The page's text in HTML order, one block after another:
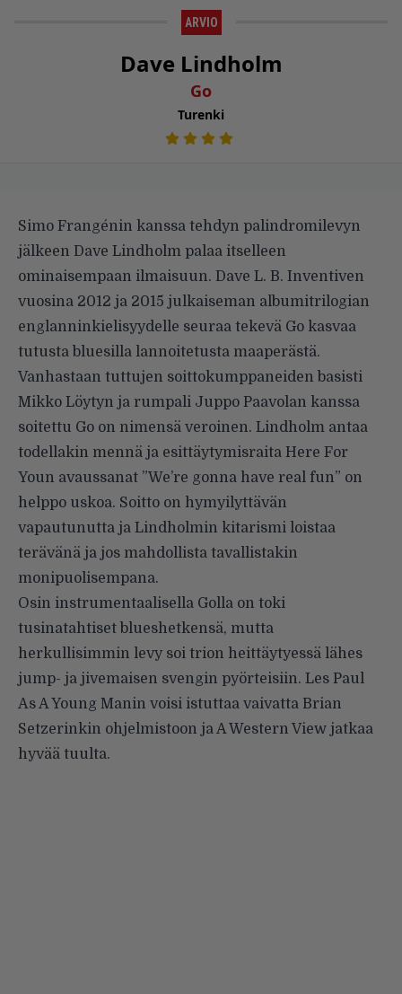
ARVIO
Dave Lindholm
Go
Turenki
Simo Frangénin kanssa tehdyn palindromilevyn
jälkeen Dave Lindholm palaa itselleen
ominaisempaan ilmaisuun. Dave L. B. Inventiven
vuosina 2012 ja 2015 julkaiseman albumitrilogian
englanninkielisyydelle seuraa tekevä Go kasvaa
tutusta bluesilla lannoitetusta maaperästä.
Vanhastaan tuttujen soittokumppaneiden basisti
Mikko Löytyn ja rumpali Juppo Paavolan kanssa
soitettu Go on nimensä veroinen. Lindholm antaa
todellakin mennä ja esittäytymisraita Here For
Youn avaussanat ”We’re gonna have real fun” on
helppo uskoa. Soitto on hymyilyttävän
vapautunutta ja Lindholmin kitarismi loistaa
terävänä ja jos mahdollista tavallistakin
monipuolisempana.
Osin instrumentaalisella Golla on toki
tusinatahtiset blueshetkensä, mutta
herkullisimmin levy soi trion heittäytyessä lähes
jump- ja jivemaisen svengin pyörteisiin. Les Paul
As A Young Manin voisi istuttaa vaivatta Brian
Setzerinkin ohjelmistoon ja A Western View jatkaa
hyvää tuulta.